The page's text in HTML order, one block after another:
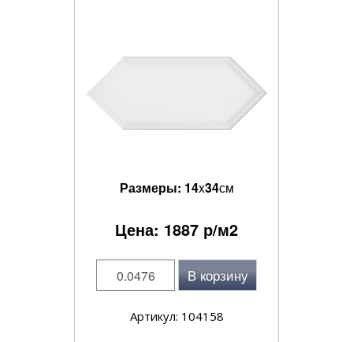
Размеры: 14x34см
Цена: 1887 р/м2
В корзину
Артикул: 104158